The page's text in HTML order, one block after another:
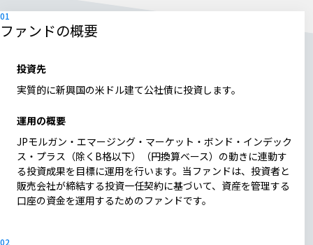
サステナビリティレポート等
ファンドの概要
投資先
実質的に新興国の米ドル建て公社債に投資します。
運用の概要
JPモルガン・エマージング・マーケット・ボンド・インデック
ス・プラス（除くB格以下）（円換算ベース）の動きに連動す
る投資成果を目標に運用を行います。当ファンドは、投資者と
販売会社が締結する投資一任契約に基づいて、資産を管理する
口座の資金を運用するためのファンドです。